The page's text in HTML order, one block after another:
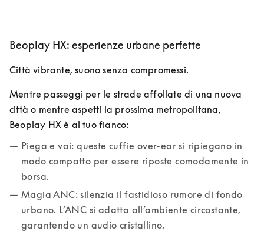
Beoplay HX: esperienze urbane perfette
Città vibrante, suono senza compromessi.
Mentre passeggi per le strade affollate di una nuova
città o mentre aspetti la prossima metropolitana,
Beoplay HX è al tuo fianco:
Piega e vai: queste cuffie over-ear si ripiegano in
modo compatto per essere riposte comodamente in
borsa.
Magia ANC: silenzia il fastidioso rumore di fondo
urbano. L’ANC si adatta all’ambiente circostante,
garantendo un audio cristallino.